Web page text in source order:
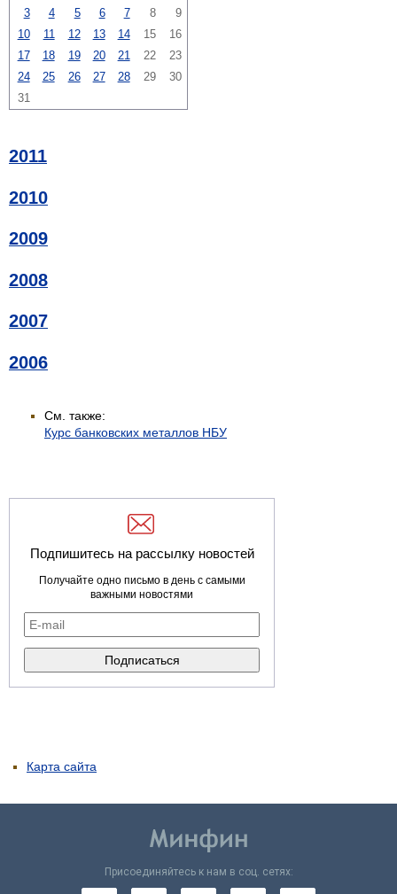
3
4 5 6 7 8
9
10
11 12 13 14 15
16
17
18 19 20 21 22
23
24
25 26 27 28 29
30
31
2011
2010
2009
2008
2007
2006
См. также:
Курс банковских металлов НБУ
Подпишитесь на рассылку новостей
Получайте одно письмо в день с самыми
важными новостями
Карта сайта
Присоединяйтесь к нам в соц. сетях: